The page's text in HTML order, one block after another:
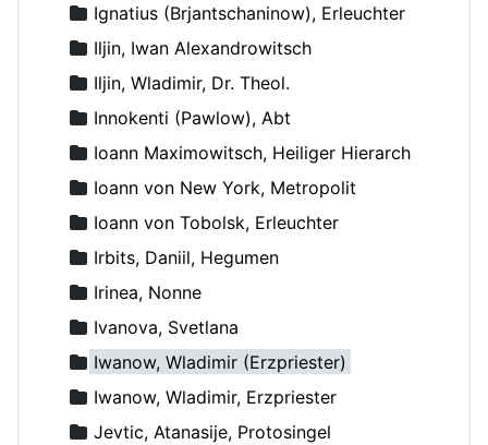
Ignatius (Brjantschaninow), Erleuchter
Iljin, Iwan Alexandrowitsch
Iljin, Wladimir, Dr. Theol.
Innokenti (Pawlow), Abt
Ioann Maximowitsch, Heiliger Hierarch
Ioann von New York, Metropolit
Ioann von Tobolsk, Erleuchter
Irbits, Daniil, Hegumen
Irinea, Nonne
Ivanova, Svetlana
Iwanow, Wladimir (Erzpriester)
Iwanow, Wladimir, Erzpriester
Jevtic, Atanasije, Protosingel